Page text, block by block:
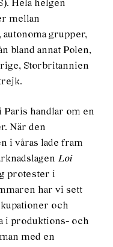
Hela helgen
mellan
grupper,
bland annat Polen,
Storbritannien
handlar om en
När den
i våras lade fram
Loi
protester i
har vi sett
och
i produktions- och
med en